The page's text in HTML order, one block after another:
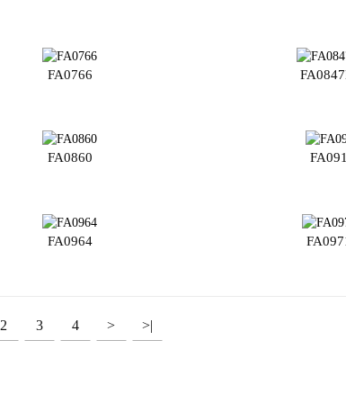
FA0766
FA0860
FA0964
2 3 4 > >|